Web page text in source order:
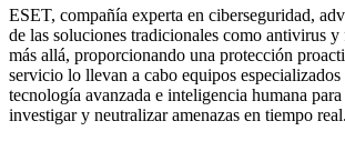
ESET, compañía experta en ciberseguridad,
de las soluciones tradicionales como antivirus
más allá, proporcionando una protección
servicio lo llevan a cabo equipos
tecnología avanzada e inteligencia humana
investigar y neutralizar amenazas en tiempo real.